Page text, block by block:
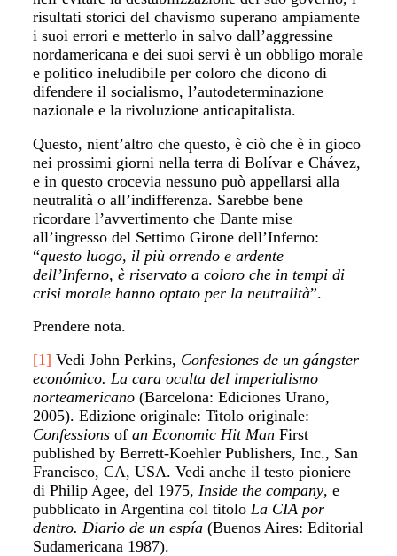
risultati storici del chavismo superano ampiamente
i suoi errori e metterlo in salvo dall’aggressine
nordamericana e dei suoi servi è un obbligo morale
e politico ineludibile per coloro che dicono di
difendere il socialismo, l’autodeterminazione
nazionale e la rivoluzione anticapitalista.
Questo, nient’altro che questo, è ciò che è in gioco
nei prossimi giorni nella terra di Bolívar e Chávez,
e in questo crocevia nessuno può appellarsi alla
neutralità o all’indifferenza. Sarebbe bene
ricordare l’avvertimento che Dante mise
all’ingresso del Settimo Girone dell’Inferno:
“questo luogo, il più orrendo e ardente
dell’Inferno, è riservato a coloro che in tempi di
crisi morale hanno optato per la neutralità”.
Prendere nota.
[1] Vedi John Perkins, Confesiones de un gángster
económico. La cara oculta del imperialismo
norteamericano (Barcelona: Ediciones Urano,
2005). Edizione originale:Titolo originale:
Confessionsofan Economic Hit ManFirst
published by Berrett-Koehler Publishers, Inc., San
Francisco, CA, USA. Vedi anche il testo pioniere
di Philip Agee, del 1975, Inside the company, e
pubblicato in Argentina col titolo La CIA por
dentro. Diario de un espía (Buenos Aires: Editorial
Sudamericana 1987).